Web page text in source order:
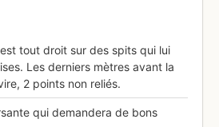
tout droit sur des spits qui lui
Les derniers mètres avant la
2 points non reliés.
qui demandera de bons